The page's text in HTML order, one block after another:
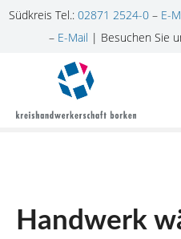
Südkreis Tel.: 02871 2524-0 – E-
– E-Mail | Besuchen Sie
Handwerk